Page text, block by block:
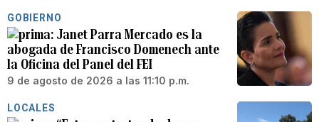
GOBIERNO
Janet Parra Mercado es la
abogada de Francisco Domenech ante
la Oficina del Panel del FEI
9 de agosto de 2026 a las 11:10 p.m.
LOCALES